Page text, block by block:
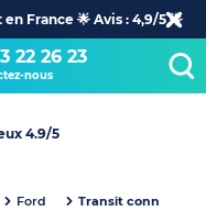
France 🌟 Avis : 4,9/5 🌟
22 26 23
nous
4.9/5
Ford Transit conn